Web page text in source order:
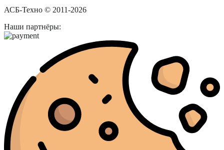
АСБ-Техно © 2011-2026
Наши партнёры: